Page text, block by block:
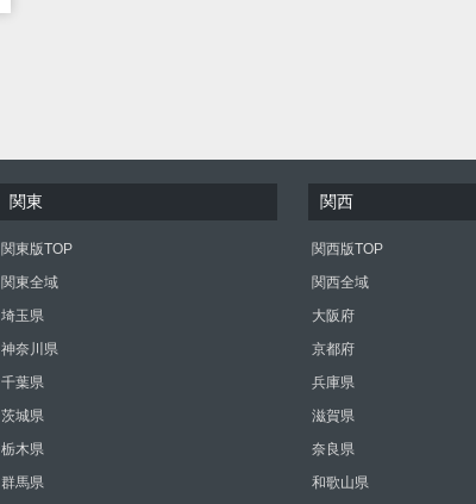
関東
関東版TOP
関東全域
埼玉県
神奈川県
千葉県
茨城県
栃木県
群馬県
関西
関西版TOP
関西全域
大阪府
京都府
兵庫県
滋賀県
奈良県
和歌山県